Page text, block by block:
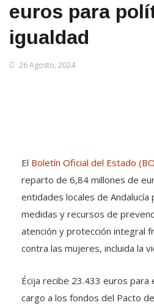
euros para
igualdad
26 Agosto, 2024
El Boletín Oficial del Estado
reparto de 6,84 millones de
entidades locales de
medidas y recursos de
atención y protección integral
contra las mujeres, incluida la
Écija recibe 23.433 euros para
cargo a los fondos del Pacto